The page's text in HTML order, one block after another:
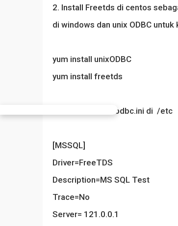
2. Install Freetds di centos
di windows dan unix ODBC untuk
yum install unixODBC
yum install freetds
3. edit atau buat odbc.ini di /etc
[MSSQL]
Driver=FreeTDS
Description=MS SQL Test
Trace=No
Server= 121.0.0.1